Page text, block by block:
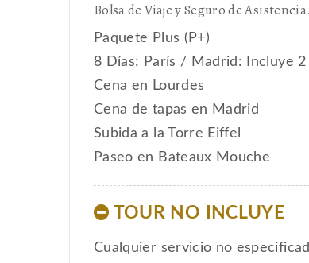
Bolsa de Viaje y Seguro de Asistencia.
Paquete Plus (P+)
8 Días: París / Madrid: Incluye
Cena en Lourdes
Cena de tapas en Madrid
Subida a la Torre Eiffel
Paseo en Bateaux Mouche
TOUR NO INCLUYE
Cualquier servicio no